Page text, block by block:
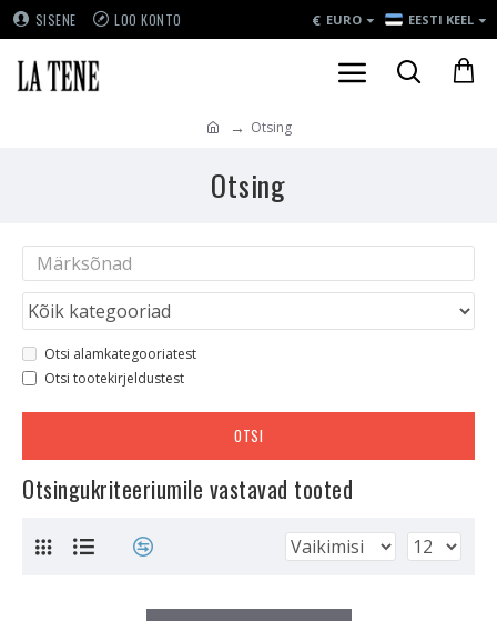
SISENE LOO KONTO € EURO EESTI KEEL
Otsing
Otsing
Otsi alamkategooriatest
Otsi tootekirjeldustest
OTSI
Otsingukriteeriumile vastavad tooted